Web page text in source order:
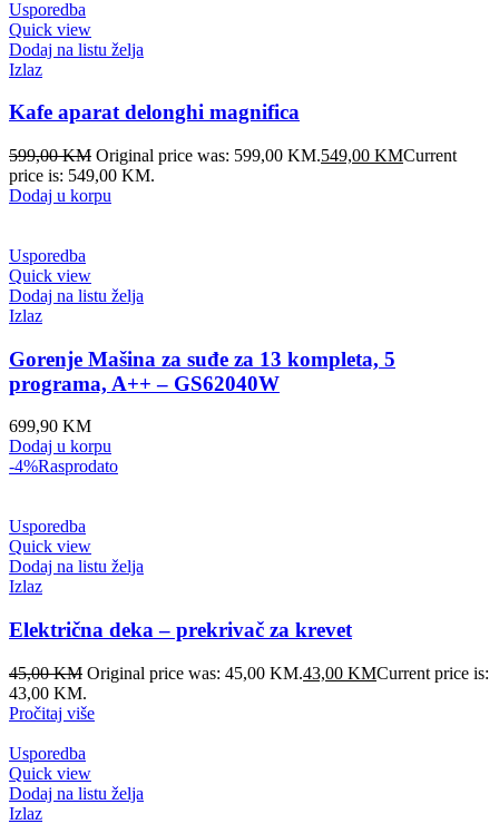
Usporedba
Quick view
Dodaj na listu želja
Izlaz
Kafe aparat delonghi magnifica
599,00KM Original price was: 599,00 KM.549,00 KMCurrent
price is: 549,00 KM.
Dodaj u korpu
Usporedba
Quick view
Dodaj na listu želja
Izlaz
Gorenje Mašina za suđe za 13 kompleta, 5
programa, A++ – GS62040W
699,90 KM
Dodaj u korpu
-4%Rasprodato
Usporedba
Quick view
Dodaj na listu želja
Izlaz
Električna deka – prekrivač za krevet
45,00KM Original price was: 45,00 KM.43,00 KMCurrent price is:
43,00 KM.
Pročitaj više
Usporedba
Quick view
Dodaj na listu želja
Izlaz